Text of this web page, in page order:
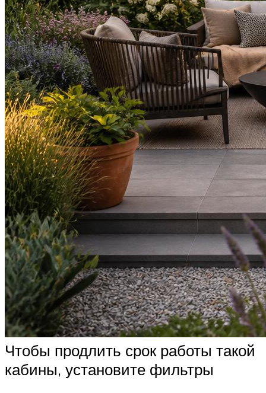
Чтобы продлить срок работы такой
кабины, установите фильтры